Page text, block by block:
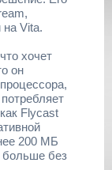
Vita.
хочет
он
Flycast
200 МБ
больше без